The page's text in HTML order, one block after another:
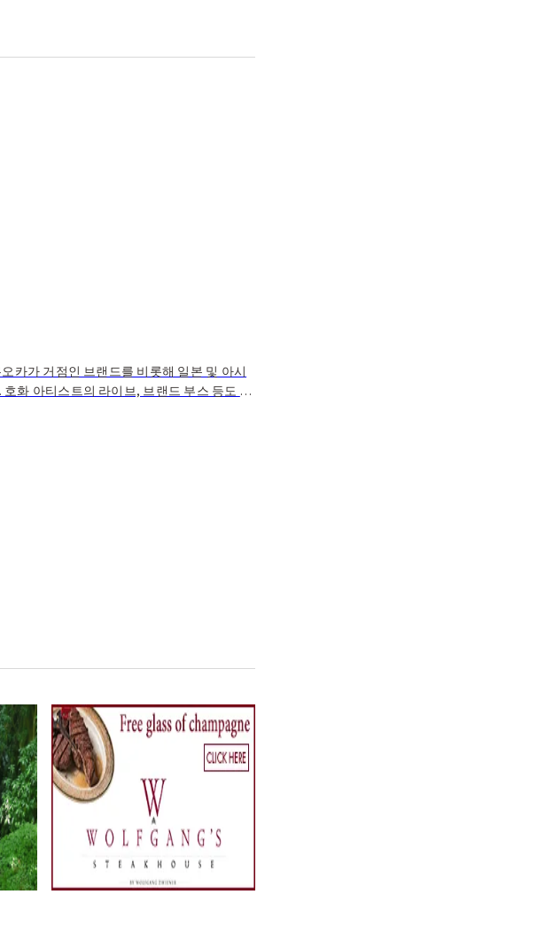
카가 거점인 브랜드를 비롯해 일본 및 아시
화 아티스트의 라이브, 브랜드 부스 등도 놓